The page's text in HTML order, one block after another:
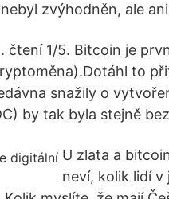
zvýhodněn, ale
čtení 1/5. Bitcoin je
to
snažily o
by tak byla stejně
U zlata a
neví, kolik lidí v